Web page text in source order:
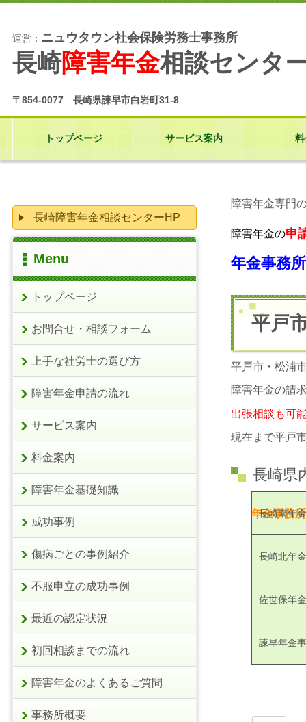
運営： ニュウタウン社会保険労務士事務所
長崎障害年金相談センタ
〒854-0077 長崎県諫早市白岩町31-8
トップページ サービス案内
障害年金専門
障害年金の申
年金事務
平戸
平戸市・松浦
障害年金の請
出張相談も可
現在まで平戸
長崎県
年金事務所
長崎南年
長崎北年
佐世保年
諫早年金
長崎障害年金相談センターHP
Menu
トップページ
お問合せ・相談フォーム
上手な社労士の選び方
障害年金申請の流れ
サービス案内
料金案内
障害年金基礎知識
成功事例
傷病ごとの事例紹介
不服申立の成功事例
最近の認定状況
初回相談までの流れ
障害年金のよくあるご質問
事務所概要